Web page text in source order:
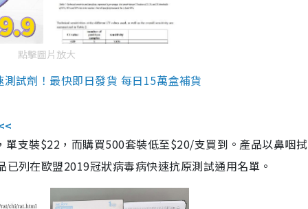
點擊圖片放大
試劑！最快即日發貨 每日15萬盒補貨
支裝$22，而購買500套裝低至$20/支買到。產品以鼻咽
列在歐盟2019冠狀病毒病快速抗原測試通用名單。